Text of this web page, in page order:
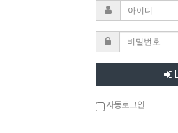
자동로그인